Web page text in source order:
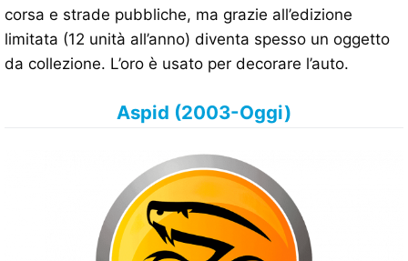
corsa e strade pubbliche, ma grazie all’edizione
limitata (12 unità all’anno) diventa spesso un oggetto
da collezione. L’oro è usato per decorare l’auto.
Aspid (2003-Oggi)